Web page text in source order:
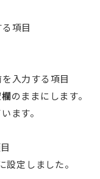
項目
入力する項目
のままにします。
ます。
設定しました。